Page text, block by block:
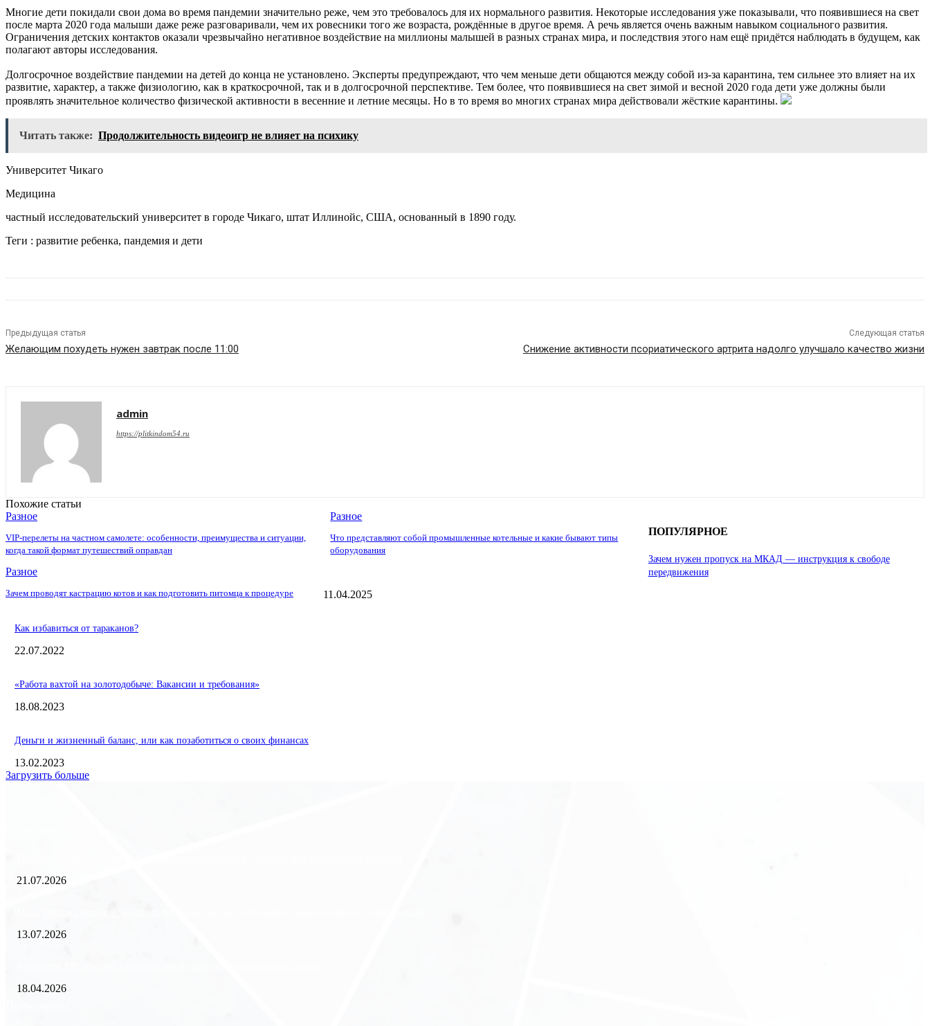
Многие дети покидали свои дома во время пандемии значительно реже, чем это требовалось для их нормального развития. Некоторые исследования уже показывали, что появившиеся на свет
после марта 2020 года малыши даже реже разговаривали, чем их ровесники того же возраста, рождённые в другое время. А речь является очень важным навыком социального развития.
Ограничения детских контактов оказали чрезвычайно негативное воздействие на миллионы малышей в разных странах мира, и последствия этого нам ещё придётся наблюдать в будущем, как
полагают авторы исследования.
Долгосрочное воздействие пандемии на детей до конца не установлено. Эксперты предупреждают, что чем меньше дети общаются между собой из-за карантина, тем сильнее это влияет на их
развитие, характер, а также физиологию, как в краткосрочной, так и в долгосрочной перспективе. Тем более, что появившиеся на свет зимой и весной 2020 года дети уже должны были
проявлять значительное количество физической активности в весенние и летние месяцы. Но в то время во многих странах мира действовали жёсткие карантины.
Читать также: Продолжительность видеоигр не влияет на психику
Университет Чикаго
Медицина
частный исследовательский университет в городе Чикаго, штат Иллинойс, США, основанный в 1890 году.
Теги : развитие ребенка, пандемия и дети
Предыдущая статья
Желающим похудеть нужен завтрак после 11:00
Следующая статья
Снижение активности псориатического артрита надолго улучшало качество жизни
admin
https://plitkindom54.ru
Похожие статьи
Разное
VIP-перелеты на частном самолете: особенности, преимущества и ситуации,
когда такой формат путешествий оправдан
Разное
Что представляют собой промышленные котельные и какие бывают типы
оборудования
Разное
Зачем проводят кастрацию котов и как подготовить питомца к процедуре
ПОПУЛЯРНОЕ
Зачем нужен пропуск на МКАД — инструкция к свободе
передвижения
11.04.2025
Как избавиться от тараканов?
22.07.2022
«Работа вахтой на золотодобыче: Вакансии и требования»
18.08.2023
Деньги и жизненный баланс, или как позаботиться о своих финансах
13.02.2023
Загрузить больше
21.07.2026
13.07.2026
18.04.2026